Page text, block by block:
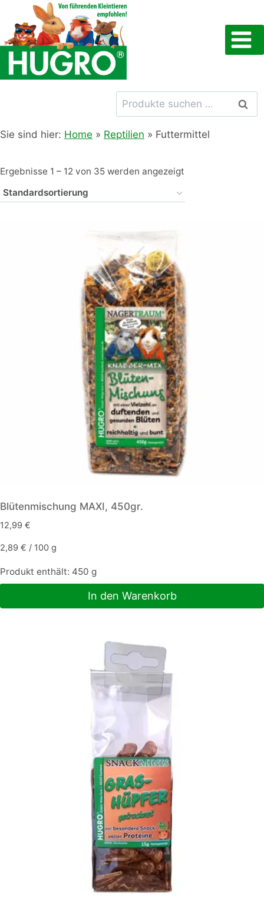
Inhalt
springen
Suchen
nach:
Sie sind hier: Home » Reptilien » Futtermittel
Ergebnisse 1 – 12 von 35 werden angezeigt
Blütenmischung MAXI, 450gr.
12,99 €
2,89 € / 100 g
Produkt enthält: 450 g
In den Warenkorb